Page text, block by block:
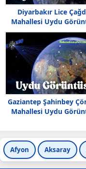
Diyarbakır Lice
Mahallesi Uydu
Haritası
Gaziantep Şahinbey
Mahallesi Uydu
Afyon Aksaray